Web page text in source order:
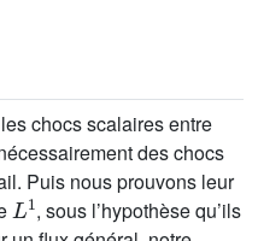
chocs scalaires entre
des chocs
Puis nous prouvons leur
L 1
, sous l’hypothèse qu’ils